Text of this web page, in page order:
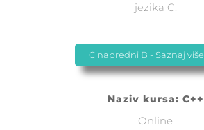
jezika C.
C napredni B - Saznaj više
Naziv kursa: C++
Online